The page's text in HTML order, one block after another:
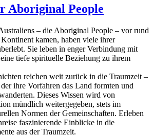
Aboriginal People
– die Aboriginal People – vor rund
kamen, haben viele ihrer
Sie leben in enger Verbindung mit
tiefe spirituelle Beziehung zu ihrem
reichen weit zurück in die Traumzeit –
ihre Vorfahren das Land formten und
Dieses Wissen wird von
mündlich weitergegeben, stets im
Normen der Gemeinschaften. Erleben
faszinierende Einblicke in die
aus der Traumzeit.